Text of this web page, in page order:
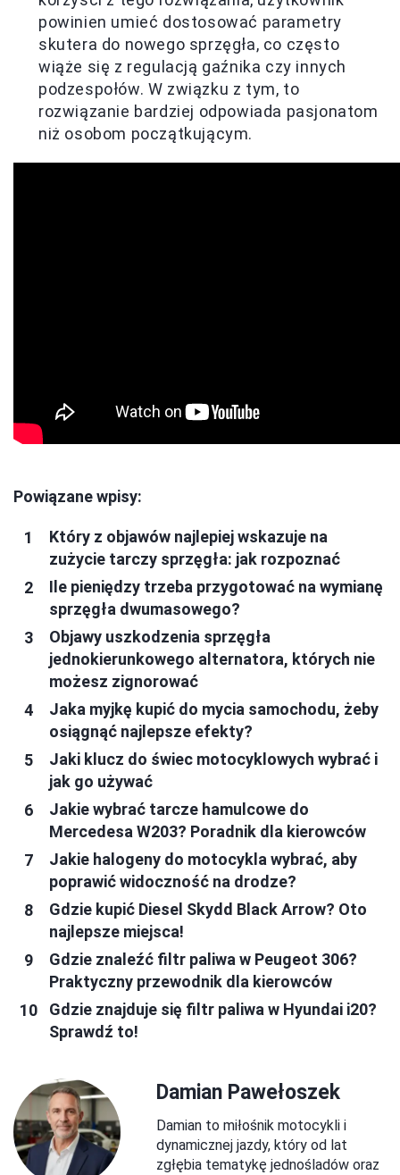
powinien umieć dostosować parametry
skutera do nowego sprzęgła, co często
wiąże się z regulacją gaźnika czy innych
podzespołów. W związku z tym, to
rozwiązanie bardziej odpowiada pasjonatom
niż osobom początkującym.
Powiązane wpisy:
Który z objawów najlepiej wskazuje na
zużycie tarczy sprzęgła: jak rozpoznać
Ile pieniędzy trzeba przygotować na wymianę
sprzęgła dwumasowego?
Objawy uszkodzenia sprzęgła
jednokierunkowego alternatora, których nie
możesz zignorować
Jaka myjkę kupić do mycia samochodu, żeby
osiągnąć najlepsze efekty?
Jaki klucz do świec motocyklowych wybrać i
jak go używać
Jakie wybrać tarcze hamulcowe do
Mercedesa W203? Poradnik dla kierowców
Jakie halogeny do motocykla wybrać, aby
poprawić widoczność na drodze?
Gdzie kupić Diesel Skydd Black Arrow? Oto
najlepsze miejsca!
Gdzie znaleźć filtr paliwa w Peugeot 306?
Praktyczny przewodnik dla kierowców
Gdzie znajduje się filtr paliwa w Hyundai i20?
Sprawdź to!
Damian Pawełoszek
Damian to miłośnik motocykli i
dynamicznej jazdy, który od lat
zgłębia tematykę jednośladów oraz